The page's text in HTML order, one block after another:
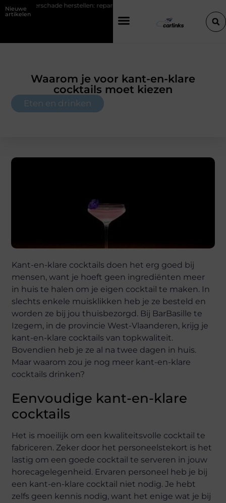
Nieuwe
artikelen
herstellen: repareren of de bumper vervangen?
Waarom je voor kant-en-klare
cocktails moet kiezen
Eten en drinken
Kant-en-klare cocktails doen het erg goed bij
mensen, want je hoeft geen ingrediënten meer
in huis te halen om je eigen cocktail te maken. In
slechts enkele muisklikken heb je ze besteld en
worden ze bij jou thuisbezorgd. Bij BarBasille te
Izegem, in de provincie West-Vlaanderen, krijg je
kant-en-klare cocktails van topkwaliteit.
Bovendien heb je ze al na twee dagen in huis.
Maar waarom zou je nog meer kant-en-klare
cocktails drinken?
Eenvoudige kant-en-klare
cocktails
Het is moeilijk om een kwaliteitsvolle cocktail te
fabriceren. Zeker door het personeelstekort is het
lastig om een goede cocktail te serveren in jouw
horecagelegenheid. Ervaren personeel heb je bij
een kant-en-klare cocktail niet nodig. Je hebt
zelfs geen kennis nodig, want het enige wat je bij